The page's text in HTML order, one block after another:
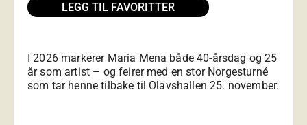
LEGG TIL FAVORITTER
I 2026 markerer Maria Mena både 40-årsdag og 25
år som artist – og feirer med en stor Norgesturné
som tar henne tilbake til Olavshallen 25. november.